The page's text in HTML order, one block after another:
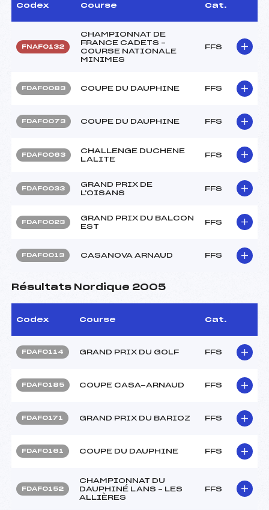
Codex Course Cat.
FNAF0132
CHAMPIONNAT DE
FRANCE CADETS –
COURSE NATIONALE
MINIMES
FFS
FDAF0083 COUPE DU DAUPHINE FFS
FDAF0073 COUPE DU DAUPHINE FFS
FDAF0063
CHALLENGE DUCHENE
LALITE
FFS
FDAF0033
GRAND PRIX DE
L'OISANS
FFS
FDAF0023
GRAND PRIX DU BALCON
EST
FFS
FDAF0013 CASANOVA ARNAUD FFS
Résultats Nordique 2005
Codex Course Cat.
FDAF0114 GRAND PRIX DU GOLF FFS
FDAF0185 COUPE CASA-ARNAUD FFS
FDAF0171 GRAND PRIX DU BARIOZ FFS
FDAF0161 COUPE DU DAUPHINE FFS
FDAF0152
CHAMPIONNAT DU
DAUPHINÉ LANS – LES
ALLIÈRES
FFS